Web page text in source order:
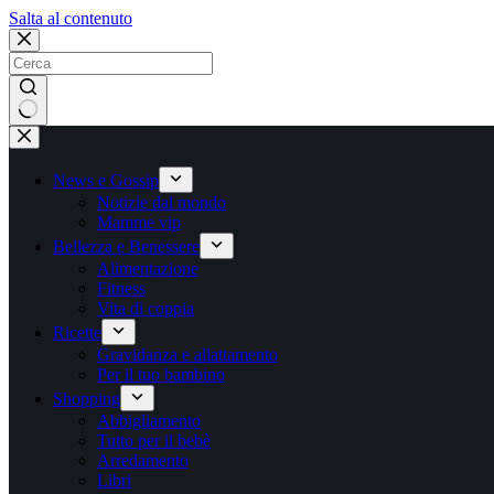
Salta al contenutoSalta
contenuto
Nessun
risultato
News e Gossip
Notizie dal mondo
Mamme vip
Bellezza e Benessere
Alimentazione
Fitness
Vita di coppia
Ricette
Gravidanza e allattamento
Per il tuo bambino
Shopping
Abbigliamento
Tutto per il bebè
Arredamento
Libri